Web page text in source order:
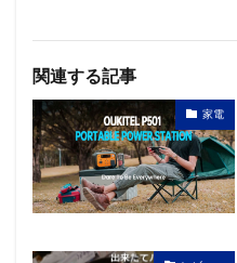
関連する記事
家電